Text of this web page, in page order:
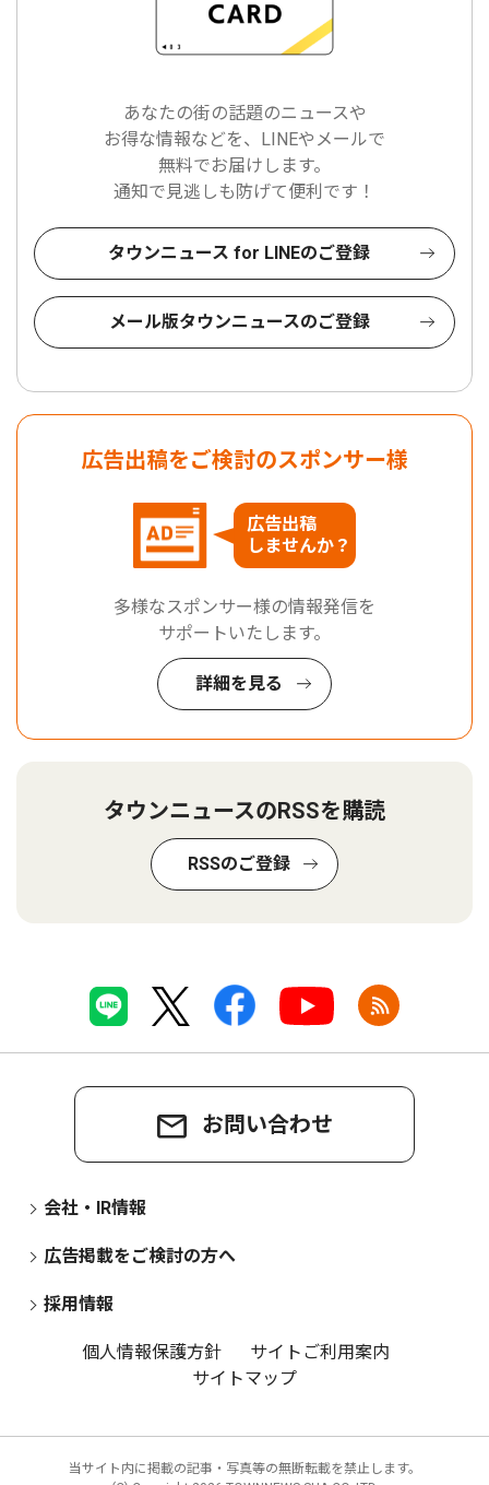
あなたの街の話題のニュースや
お得な情報などを、LINEやメールで
無料でお届けします。
通知で見逃しも防げて便利です！
タウンニュース for LINEのご登録
メール版タウンニュースのご登録
広告出稿をご検討のスポンサー様
広告出稿
しませんか？
多様なスポンサー様の情報発信を
サポートいたします。
詳細を見る
タウンニュースのRSSを購読
RSSのご登録
お問い合わせ
会社・IR情報
広告掲載をご検討の方へ
採用情報
個人情報保護方針
サイトご利用案内
サイトマップ
当サイト内に掲載の記事・写真等の無断転載を禁止します。